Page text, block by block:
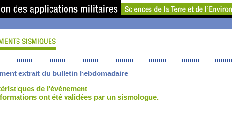
extrait du bulletin hebdomadaire
de l'événement
ont été validées par un sismologue.